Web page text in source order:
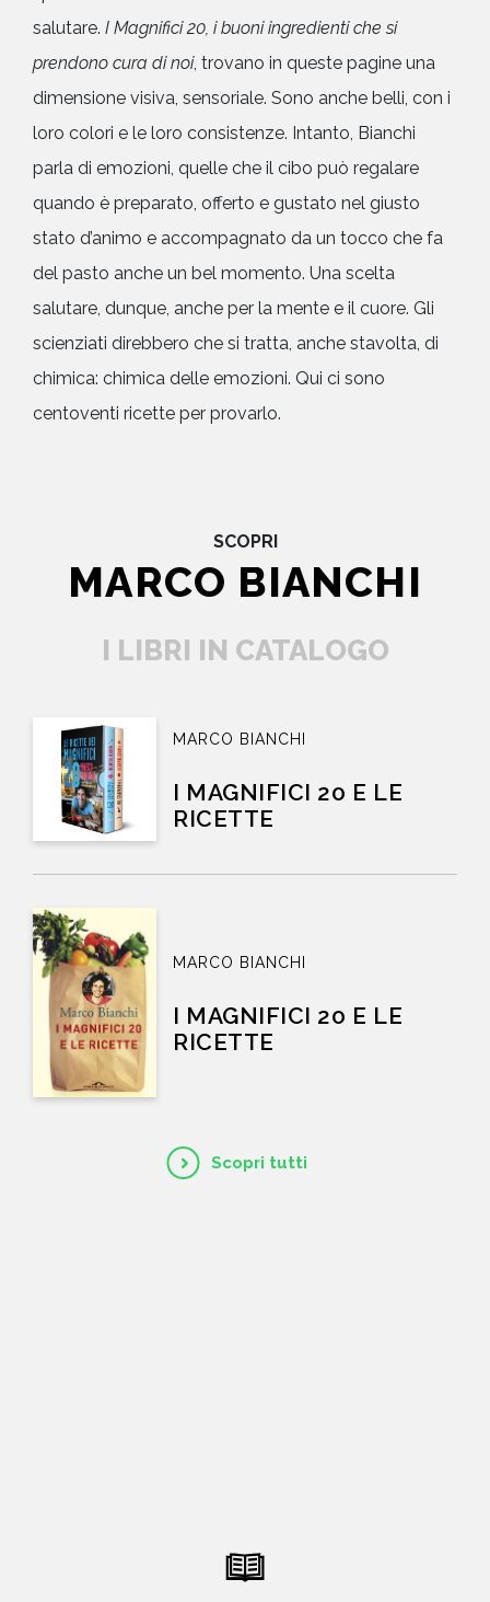
salutare. I Magnifici 20, i buoni ingredienti che si
prendono cura di noi, trovano in queste pagine una
dimensione visiva, sensoriale. Sono anche belli, con i
loro colori e le loro consistenze. Intanto, Bianchi
parla di emozioni, quelle che il cibo può regalare
quando è preparato, offerto e gustato nel giusto
stato d’animo e accompagnato da un tocco che fa
del pasto anche un bel momento. Una scelta
salutare, dunque, anche per la mente e il cuore. Gli
scienziati direbbero che si tratta, anche stavolta, di
chimica: chimica delle emozioni. Qui ci sono
centoventi ricette per provarlo.
SCOPRI
MARCO BIANCHI
I LIBRI IN CATALOGO
Scopri tutti
MARCO BIANCHI
I MAGNIFICI 20 E LE
RICETTE
MARCO BIANCHI
I MAGNIFICI 20 E LE
RICETTE